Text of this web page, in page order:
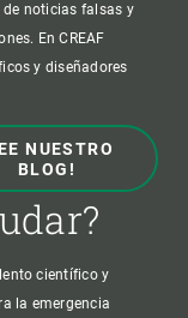
noticias falsas y
En CREAF
y diseñadores
NUESTRO
BLOG!
científico y
la emergencia